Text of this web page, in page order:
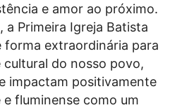
e amor ao próximo.
a Primeira Igreja Batista
forma extraordinária para
do nosso povo,
impactam positivamente
fluminense como um